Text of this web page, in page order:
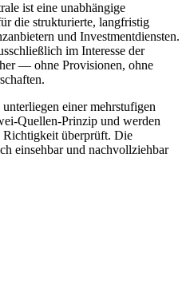
ist eine unabhängige
die strukturierte, langfristig
und Investmentdiensten.
im Interesse der
— ohne Provisionen, ohne
einer mehrstufigen
Quellen-Prinzip und werden
Richtigkeit überprüft. Die
einsehbar und nachvollziehbar